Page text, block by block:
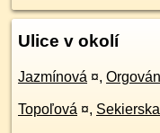
Ulice v okolí
Jazmínová ¤,
Topoľová ¤,